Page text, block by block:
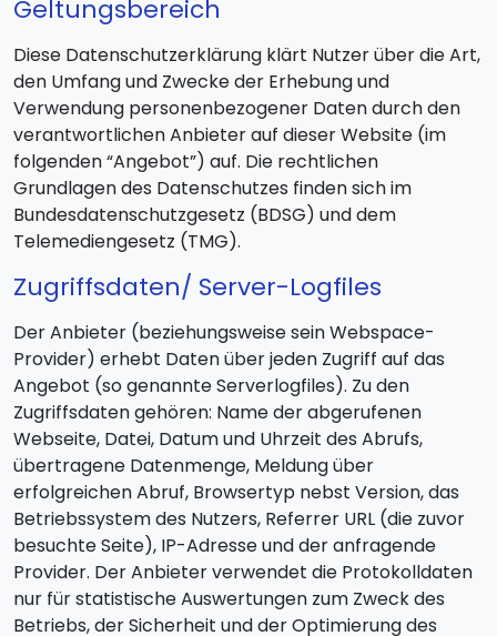
Geltungsbereich
Diese Datenschutzerklärung klärt Nutzer über die Art,
den Umfang und Zwecke der Erhebung und
Verwendung personenbezogener Daten durch den
verantwortlichen Anbieter auf dieser Website (im
folgenden “Angebot”) auf. Die rechtlichen
Grundlagen des Datenschutzes finden sich im
Bundesdatenschutzgesetz (BDSG) und dem
Telemediengesetz (TMG).
Zugriffsdaten/ Server-Logfiles
Der Anbieter (beziehungsweise sein Webspace-
Provider) erhebt Daten über jeden Zugriff auf das
Angebot (so genannte Serverlogfiles). Zu den
Zugriffsdaten gehören: Name der abgerufenen
Webseite, Datei, Datum und Uhrzeit des Abrufs,
übertragene Datenmenge, Meldung über
erfolgreichen Abruf, Browsertyp nebst Version, das
Betriebssystem des Nutzers, Referrer URL (die zuvor
besuchte Seite), IP-Adresse und der anfragende
Provider. Der Anbieter verwendet die Protokolldaten
nur für statistische Auswertungen zum Zweck des
Betriebs, der Sicherheit und der Optimierung des